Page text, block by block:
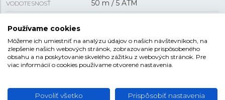
VODOTESNOSŤ 50 m / 5 ATM
KAMIENKY Áno
HMOTNOSŤ 40 g
VEĽKOSŤ
Používame cookies
Môžeme ich umiestniť na analýzu údajov o našich návštevníkoch, na
zlepšenie našich webových stránok, zobrazovanie prispôsobeného
obsahu a na poskytovanie skvelého zážitku z webových stránok. Pre
viac informácií o cookies používame otvorené nastavenia.
Povoliť všetko Prispôsobiť nastavenia